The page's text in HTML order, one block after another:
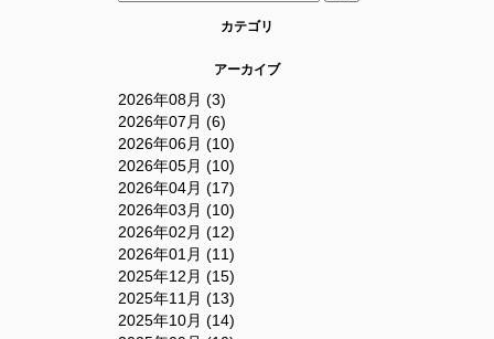
カテゴリ
アーカイブ
2026年08月 (3)
2026年07月 (6)
2026年06月 (10)
2026年05月 (10)
2026年04月 (17)
2026年03月 (10)
2026年02月 (12)
2026年01月 (11)
2025年12月 (15)
2025年11月 (13)
2025年10月 (14)